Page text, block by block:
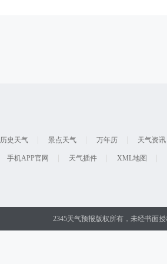
历史天气 景点天气 万年历 天气资讯
手机APP官网 天气插件 XML地图
2345天气预报版权所有，未经书面